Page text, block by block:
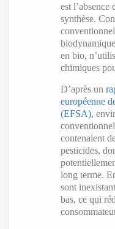
est l’absence
synthèse.
en bio,
chimiques
D’après un
européenne
(EFSA),
contenaient
pesticides,
long terme.
sont
bas, ce qui